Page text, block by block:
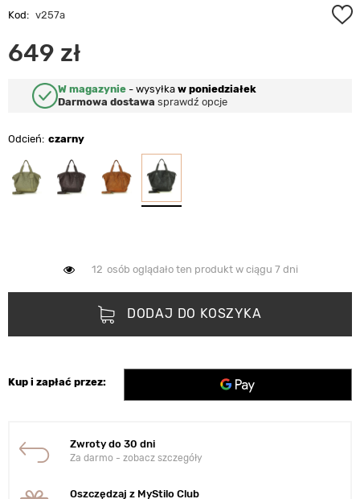
Kod: v257a
649 zł
W magazynie - wysyłka w poniedziałek
Darmowa dostawa sprawdź opcje
Odcień czarny
12 osób oglądało ten produkt w ciągu 7 dni
DODAJ DO KOSZYKA
Kup i zapłać przez:
Zwroty do 30 dni
Za darmo - zobacz szczegóły
Oszczędzaj z MyStilo Club